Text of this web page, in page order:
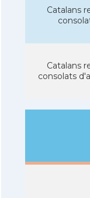
Catalans
Catalans
consolats